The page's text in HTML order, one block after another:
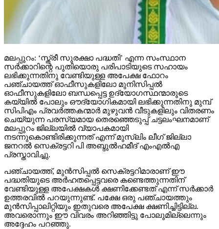
മലപ്പുറം: ‘സ്ത്രീ സുരക്ഷാ പദ്ധതി’ എന്ന സംസ്ഥാന
സര്‍ക്കാറിന്റെ പുതിയൊരു പരിപാടിയുടെ സഹായം
ലഭിക്കുന്നതിനു വേണ്ടിയുള്ള അപേക്ഷ ഫോറം
പഞ്ചായത്ത് ഓഫീസുകളിലോ മുനിസിപ്പല്‍
ഓഫീസുകളിലോ ബന്ധപ്പെട്ട ഉദ്യോഗസ്ഥന്മാരുടെ
കയ്യില്‍ പോലും ഔദ്യോഗികമായി ലഭിക്കുന്നതിനു മുമ്പ്
സിപിഎം പ്രവര്‍ത്തകന്മാര്‍ മുഴുവന്‍ വീടുകളിലും വിതരണം
ചെയ്യുന്ന പരസ്യമായ തെരഞ്ഞെടുപ്പ് ചട്ടലംഘനമാണ്
മലപ്പുറം ജില്ലയില്‍ വ്യാപകമായി
നടന്നുകൊണ്ടിരിക്കുന്നത് എന്ന് മുസ്‌ലിം ലീഗ് ജില്ലാ
ജനറല്‍ സെക്രട്ടറി പി അബ്ദുല്‍ഹമീദ് എംഎല്‍എ
പ്രസ്താവിച്ചു.
പഞ്ചായത്ത്, മുന്‍സിപ്പല്‍ സെക്രട്ടറിമാരാണ് ഈ
പദ്ധതിയുടെ അര്‍ഹതപ്പെട്ടവരെ കണ്ടെത്തുന്നതിന്
വേണ്ടിയുള്ള അപേക്ഷകള്‍ ക്ഷണിക്കേണ്ടത് എന്ന് സര്‍ക്കാര്‍
ഉത്തരവില്‍ പറയുന്നുണ്ട്. പക്ഷേ ഒരു പഞ്ചായത്തും
മുന്‍സിപ്പാലിറ്റിയും ഇതുവരെ അപേക്ഷ ക്ഷണിച്ചിട്ടില്ല.
അവരൊന്നും ഈ വിവരം അറിഞ്ഞിട്ടു പോലുമില്ലെന്നും
അദ്ദേഹം പറഞ്ഞു.